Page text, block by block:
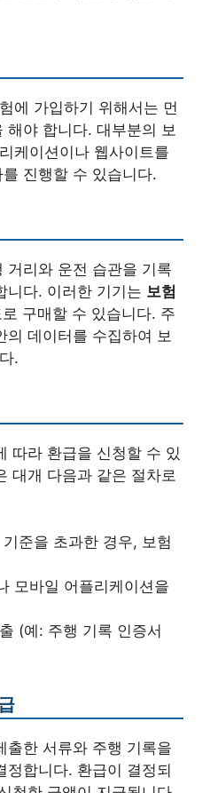
에 가입하기 위해서는 먼
해야 합니다. 대부분의 보
케이션이나 웹사이트를
진행할 수 있습니다.
거리와 운전 습관을 기록
니다. 이러한 기기는 보험
구매할 수 있습니다. 주
의 데이터를 수집하여 보
.
따라 환급을 신청할 수 있
대개 다음과 같은 절차로
준을 초과한 경우, 보험
모바일 어플리케이션을
(예: 주행 기록 인증서
출한 서류와 주행 기록을
정합니다. 환급이 결정되